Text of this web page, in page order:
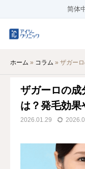
简体
ホーム » コラム » ザガーロの
ザガーロの成
は？発毛効
2026.01.29
料金表
オンライン診療
当院について